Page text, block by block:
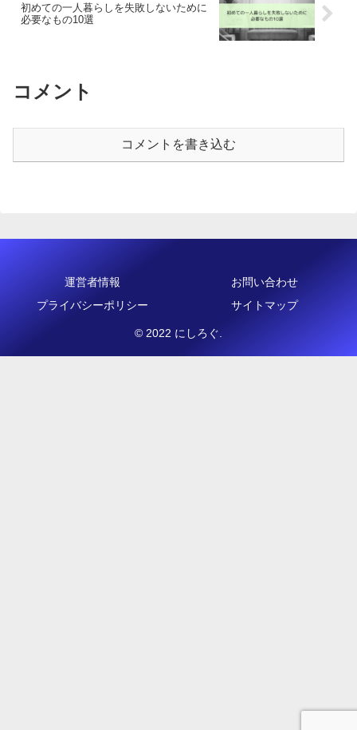
初めての一人暮らしを失敗しないために
必要なもの10選
コメント
コメントを書き込む
運営者情報
お問い合わせ
プライバシーポリシー
サイトマップ
© 2022 にしろぐ.